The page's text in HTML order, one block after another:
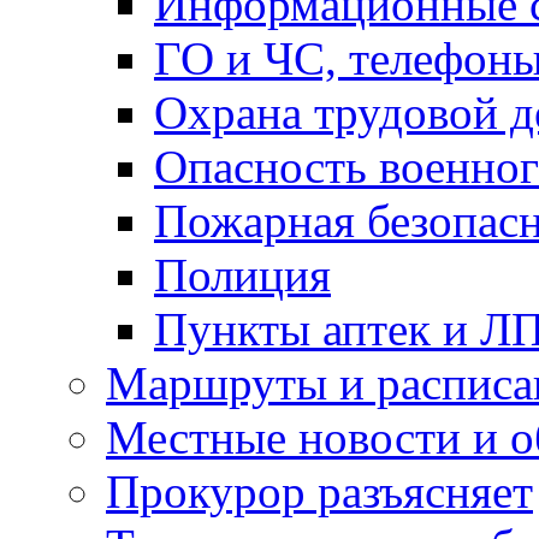
ГО и ЧС,
Охрана трудовой
Опасность
Пожарная
Полиция
Пункты аптек и
Маршруты и
Местные новости и
Прокурор разъясняет